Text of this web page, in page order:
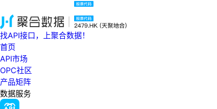
找API接口，上聚合数据！
首页
API市场
OPC社区
产品矩阵
数据服务